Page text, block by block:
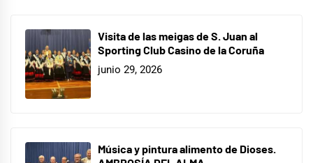
Visita de las meigas de S. Juan al
Sporting Club Casino de la Coruña
junio 29, 2026
Música y pintura alimento de Dioses.